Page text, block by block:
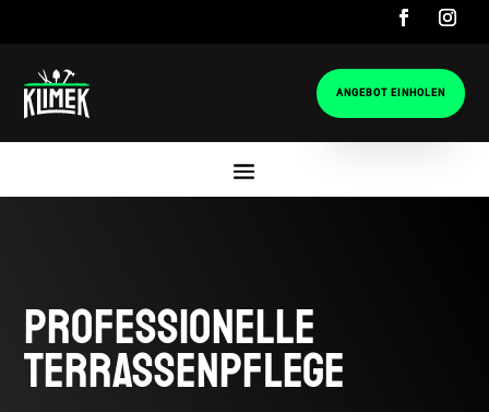
ANGEBOT EINHOLEN
Professionelle
Terrassenpflege